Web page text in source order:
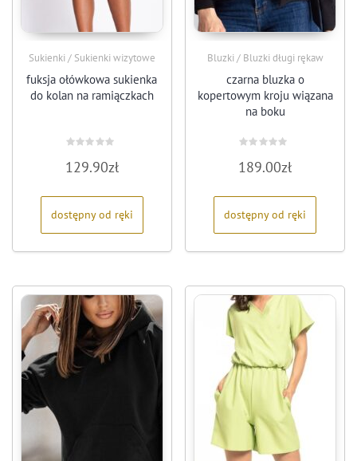
Sukienki / Sukienki wizytowe
fuksja ołówkowa sukienka
do kolan na ramiączkach
0
na
129.90zł
dostępny od ręki
Bluzki / Bluzki długi rękaw
czarna bluzka o
kopertowym kroju wiązana
na boku
0
na
189.00zł
dostępny od ręki